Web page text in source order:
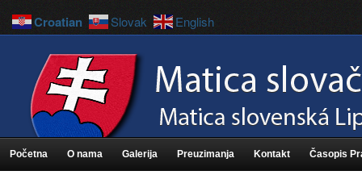
Početna O nama Galerija Preuzimanja Kontakt Časopis
Croatian Slovak English